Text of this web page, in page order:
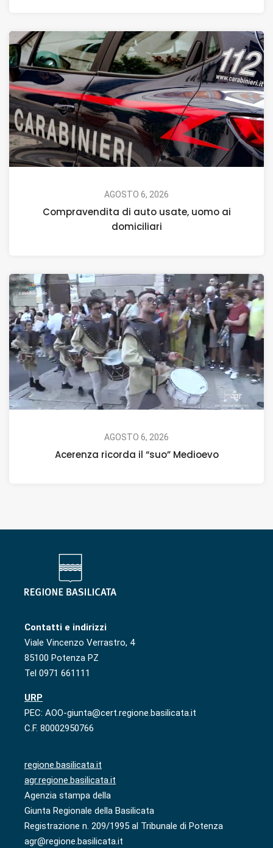
AGOSTO 6, 2026
Compravendita di auto usate, uomo ai
domiciliari
AGOSTO 6, 2026
Acerenza ricorda il “suo” Medioevo
Contatti e indirizzi
Viale Vincenzo Verrastro, 4
85100 Potenza PZ
Tel 0971 661111
URP
PEC: AOO-giunta@cert.regione.basilicata.it
C.F. 80002950766
regione.basilicata.it
agr.regione.basilicata.it
Agenzia stampa della
Giunta Regionale della Basilicata
Registrazione n. 209/1995 al Tribunale di Potenza
agr@regione.basilicata.it